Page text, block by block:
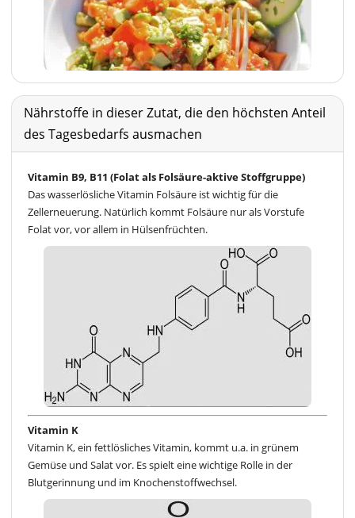
Nährstoffe in dieser Zutat, die den höchsten Anteil
des Tagesbedarfs ausmachen
Vitamin B9, B11 (Folat als Folsäure-aktive Stoffgruppe)
Das wasserlösliche Vitamin Folsäure ist wichtig für die
Zellerneuerung. Natürlich kommt Folsäure nur als Vorstufe
Folat vor, vor allem in Hülsenfrüchten.
Vitamin K
Vitamin K, ein fettlösliches Vitamin, kommt u.a. in grünem
Gemüse und Salat vor. Es spielt eine wichtige Rolle in der
Blutgerinnung und im Knochenstoffwechsel.